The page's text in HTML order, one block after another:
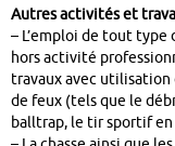
Autres activités et
– L’emploi de tout
hors activité
travaux avec
de feux (tels que le
balltrap, le tir sportif